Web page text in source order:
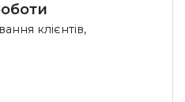
клієнтів,